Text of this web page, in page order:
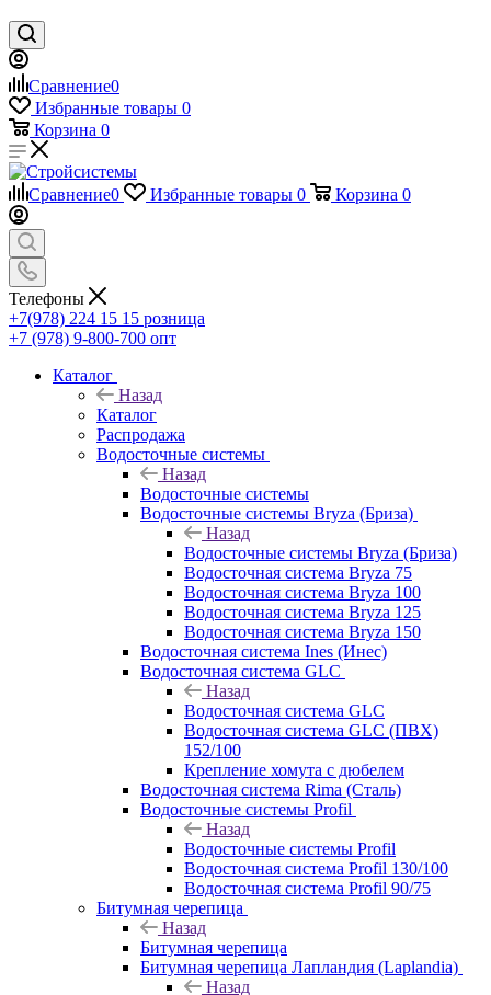
Сравнение0
Избранные товары 0
Корзина 0
Сравнение0 Избранные товары 0 Корзина 0
Телефоны
+7(978) 224 15 15 розница
+7 (978) 9-800-700 опт
Каталог
Назад
Каталог
Распродажа
Водосточные системы
Назад
Водосточные системы
Водосточные системы Bryza (Бриза)
Назад
Водосточные системы Bryza (Бриза)
Водосточная система Bryza 75
Водосточная система Bryza 100
Водосточная система Bryza 125
Водосточная система Bryza 150
Водосточная система Ines (Инес)
Водосточная система GLC
Назад
Водосточная система GLC
Водосточная система GLC (ПВХ)
152/100
Крепление хомута с дюбелем
Водосточная система Rima (Сталь)
Водосточные системы Profil
Назад
Водосточные системы Profil
Водосточная система Profil 130/100
Водосточная система Profil 90/75
Битумная черепица
Назад
Битумная черепица
Битумная черепица Лапландия (Laplandia)
Назад